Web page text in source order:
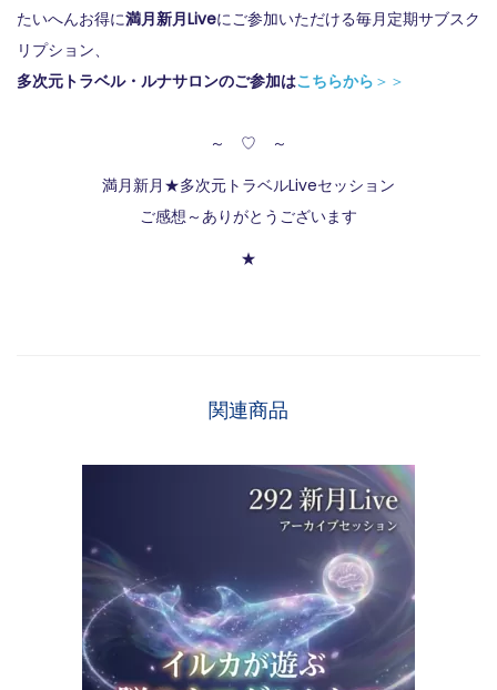
たいへんお得に満月新月Liveにご参加いただける毎月定期サブスク
リプション、
多次元トラベル・ルナサロンのご参加はこちらから ＞＞
～ ♡ ～
満月新月★多次元トラベルLiveセッション
ご感想～ありがとうございます
★
関連商品